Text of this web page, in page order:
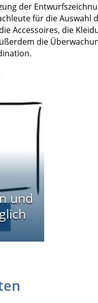
der
für die
Accessoires, die
die
und